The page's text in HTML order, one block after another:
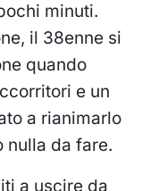
minuti.
il 38enne si
quando
e un
a rianimarlo
nulla da fare.
a uscire da